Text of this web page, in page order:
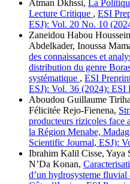
Atman Dkhssi,
La
Lecture Critique , ESI
ESJ): Vol. 20 No. 10
Zaneidou Habou
Abdelkader, Inoussa
des connaissances et
distribution du genre
systématique , ESI
ESJ): Vol. 36 (2024): ESI
Aboudou Guillaume
Félicitée Rejo-Fienena,
producteurs rizicoles face
la Région Menabe,
Scientific Journal, ESJ):
Ibrahim Kalil Cisse, Yaya
N’Da Konan,
d’un hydrosysteme fluvial